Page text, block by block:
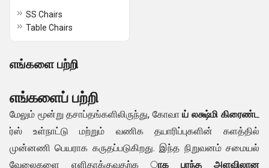
SS Chairs
Table Chairs
எங்களை பற்றி
எங்களைப் பற்றி
மேலும் மூன்று தசாப்தங்களிலிருந்து, கோவா ய் லக்ஷ்மி கிரைண்ட
ர்ஸ் உள்நாட்டு மற்றும் வணிக தயாரிப்புகளின் களத்தில்
முன்னணி பெயராக கருதப்படுகிறது. இந்த நிறுவனம் சமையல்
வேலைகளை எளிதாக்குவதற்க ாக பரந்த அளவிலான